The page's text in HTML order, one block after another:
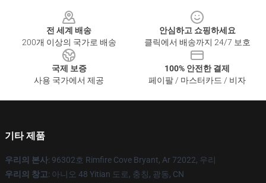
전 세계 배송
200개 이상의 국가로 배송
안심하고 쇼핑하세요
클릭에서 배송까지 24/7 보호
국제 보증
사용 국가에서 제공
100% 안전한 결제
페이팔 / 마스터카드 / 비자
기타 제품
우리의 본사: 96302호 Rimfire Cove Bryant, Ar 72022, 우리
우리의 창고: 아니오 48 Yitian 도로, 충칭, 광동, CN